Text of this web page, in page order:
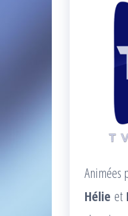
Animées
Hélie et